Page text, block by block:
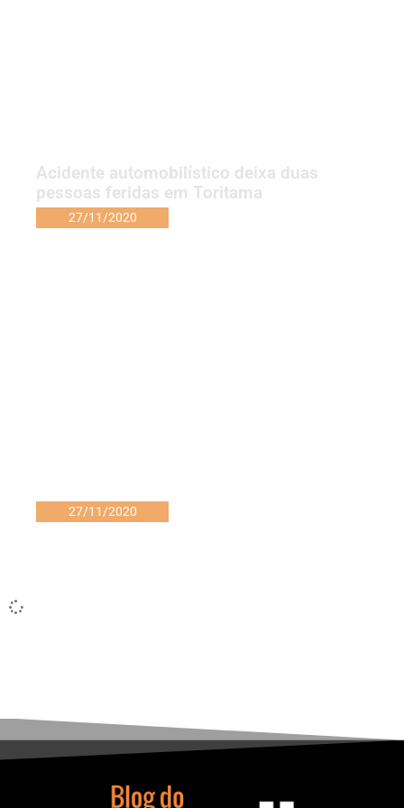
Acidente automobilístico deixa duas
pessoas feridas em Toritama
27/11/2020
27/11/2020